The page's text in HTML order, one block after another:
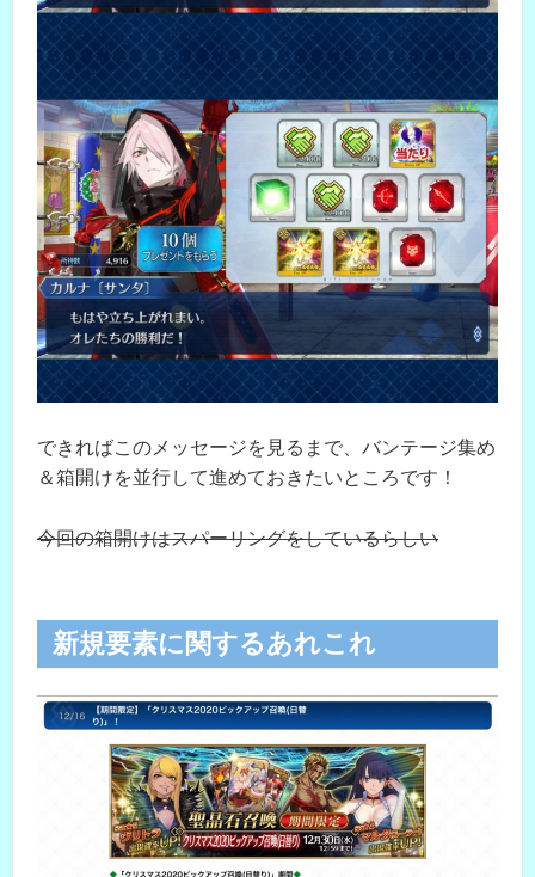
できればこのメッセージを見るまで、バンテージ集め
＆箱開けを並行して進めておきたいところです！
今回の箱開けはスパーリングをしているらしい
新規要素に関するあれこれ